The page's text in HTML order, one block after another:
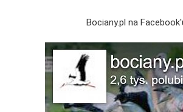
Bociany.pl na